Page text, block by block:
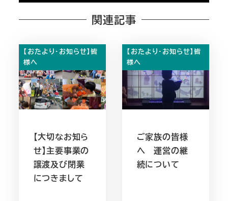
関連記事
【おたより・お知らせ】皆
様へ
【大切なお知ら
せ】主要事業の
譲渡及び閉業
につきまして
【おたより・お知らせ】皆
様へ
ご家族の皆様
へ 運営の継
続について